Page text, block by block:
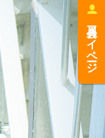
会員マイページ